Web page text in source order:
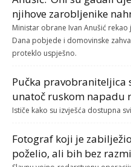
njihove zarobljenike
Ministar obrane Ivan Anušić
Dana pobjede i domovinske
proteklo uspješno.
Pučka pravobraniteljica
unatoč ruskom napadu
Ističe kako su izvješća dostupna
Fotograf koji je
poželio, ali bih bez